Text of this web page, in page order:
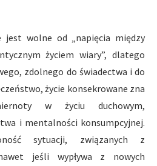
jest wolne od „napięcia między
życiem wiary”, dlatego
zdolnego do świadectwa i do
życie konsekrowane zna
w życiu duchowym,
i mentalności konsumpcyjnej.
sytuacji, związanych z
jeśli wypływa z nowych